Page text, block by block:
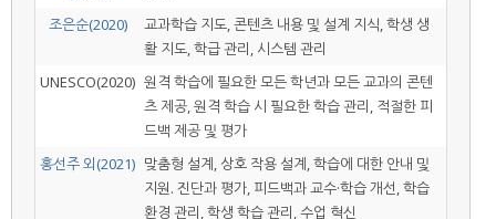
조은순(2020)
교과학습 지도, 콘텐츠 내용 및 설계 지식, 학생 생
활 지도, 학급 관리, 시스템 관리
UNESCO(2020) 원격 학습에 필요한 모든 학년과 모든 교과의 콘텐
츠 제공, 원격 학습 시 필요한 학습 관리, 적절한 피
드백 제공 및 평가
홍선주 외(2021) 맞춤형 설계, 상호 작용 설계, 학습에 대한 안내 및
지원. 진단과 평가, 피드백과 교수·학습 개선, 학습
환경 관리, 학생 학습 관리, 수업 혁신